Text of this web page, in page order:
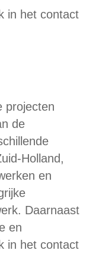
in het contact
projecten
de
Holland,
en
Daarnaast
en
in het contact